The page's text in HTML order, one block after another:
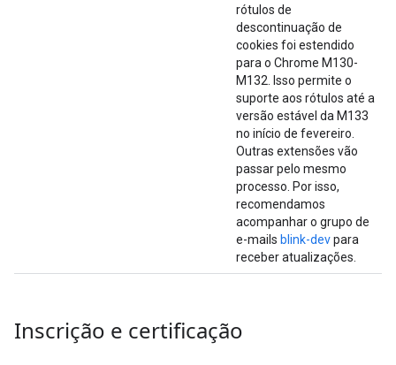
rótulos de
descontinuação de
cookies foi estendido
para o Chrome M130-
M132. Isso permite o
suporte aos rótulos até a
versão estável da M133
no início de fevereiro.
Outras extensões vão
passar pelo mesmo
processo. Por isso,
recomendamos
acompanhar o grupo de
e-mails blink-devpara
receber atualizações.
Inscrição e certificação